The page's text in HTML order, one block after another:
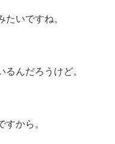
いですね。
んだろうけど。
すから。